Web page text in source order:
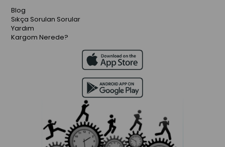
Blog
Sıkça Sorulan Sorular
Yardım
Kargom Nerede?